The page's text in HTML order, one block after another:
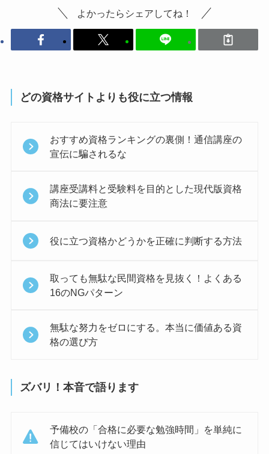
よかったらシェアしてね！
どの資格サイトよりも役に立つ情報
おすすめ資格ランキングの裏側！通信講座の
宣伝に騙されるな
講座受講料と受験料を目的とした現代版資格
商法に要注意
役に立つ資格かどうかを正確に判断する方法
取っても無駄な民間資格を見抜く！よくある
16のNGパターン
無駄な努力をゼロにする。本当に価値ある資
格の選び方
ズバリ！本音で語ります
予備校の「合格に必要な勉強時間」を単純に
信じてはいけない理由